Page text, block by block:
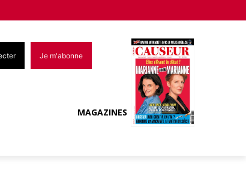
Je m'abonne
MAGAZINES